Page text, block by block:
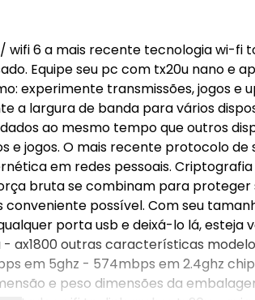
wifi 6 a mais recente tecnologia wi-fi
Equipe seu pc com tx20u nano e
experimente transmissões, jogos e
a largura de banda para vários
ao mesmo tempo que outros
e jogos. O mais recente protocolo de
em redes pessoais.
bruta se combinam para proteger
possível. Com seu
porta usb e deixá-lo lá, esteja
ax1800 outras características
em 5ghz - 574mbps em 2.4ghz
e peso dimensões da